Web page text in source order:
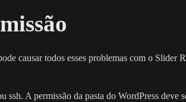
causar todos esses problemas com o Slider
ssh. A permissão da pasta do WordPress deve